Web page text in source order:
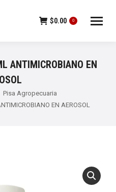
$0.00 0
ANTIMICROBIANO EN
Pisa Agropecuaria
EN AEROSOL